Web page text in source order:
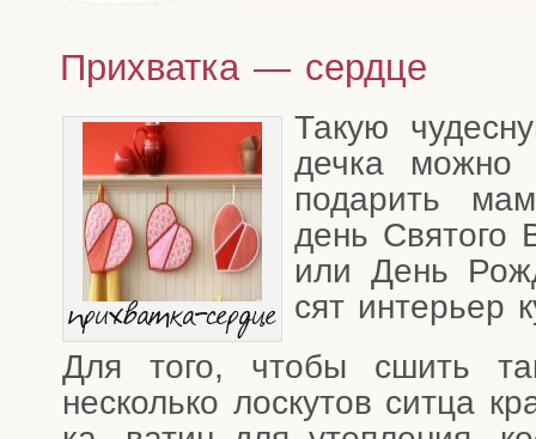
Прихватка — сердце
при­хват­ка-серд­це
Такую
деч­ка мож­но
пода­рить
день Свя­то­го
или День
сят инте­рьер
Для того, что­бы сшить
несколь­ко лос­ку­тов сит­ца